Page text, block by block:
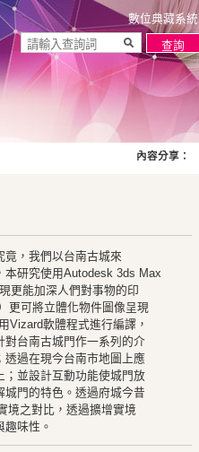
數位典藏系統
竟，我們以台南古城來
本研究使用Autodesk 3ds Max
更能加深人們對事物的印
更可將立體化物件圖像呈現
Vizard軟體程式進行編譯，
對台南古城門作一系列的介
透過在現今台南市地圖上應
；並設計互動功能使城門放
門的特色。透過府城今昔
境之對比，透過擴增實境
味性。
內容分享：